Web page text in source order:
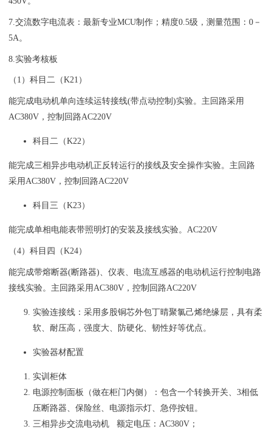
7.交流数字电流表：最新专业MCU制作；精度0.5级，测量范围：0－
5A。
8.实验考核板
（1）科目二（K21）
能完成电动机单向连续运转接线(带点动控制)实验。主回路采用
AC380V，控制回路AC220V
科目二（K22）
能完成三相异步电动机正反转运行的接线及安全操作实验。主回路
采用AC380V，控制回路AC220V
科目三（K23）
能完成单相电能表带照明灯的安装及接线实验。AC220V
（4）科目四（K24）
能完成带熔断器(断路器)、仪表、电流互感器的电动机运行控制电路
接线实验。主回路采用AC380V，控制回路AC220V
实验连接线：采用多股铜芯外包丁晴聚氯己烯绝缘层，具有柔
软、耐压高，强度大、防硬化、韧性好等优点。
实验器材配置
实训柜体
电源控制面板（做在柜门内侧）：包含一个转换开关、3相低
压断路器、保险丝、电源指示灯、急停按钮。
三相异步交流电动机 额定电压：AC380V；